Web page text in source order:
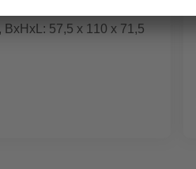
57,5 x 110 x 71,5